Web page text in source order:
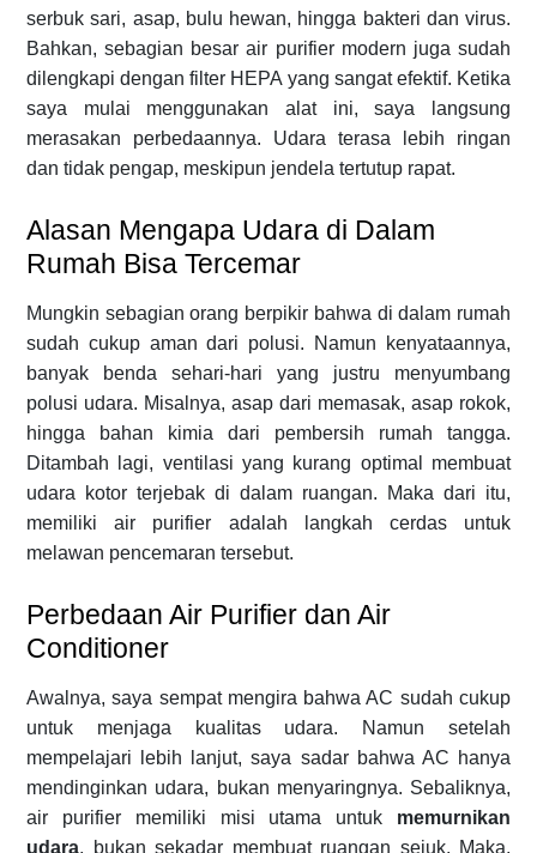
serbuk sari, asap, bulu hewan, hingga bakteri dan virus.
Bahkan, sebagian besar air purifier modern juga sudah
dilengkapi dengan filter HEPA yang sangat efektif. Ketika
saya mulai menggunakan alat ini, saya langsung
merasakan perbedaannya. Udara terasa lebih ringan
dan tidak pengap, meskipun jendela tertutup rapat.
Alasan Mengapa Udara di Dalam
Rumah Bisa Tercemar
Mungkin sebagian orang berpikir bahwa di dalam rumah
sudah cukup aman dari polusi. Namun kenyataannya,
banyak benda sehari-hari yang justru menyumbang
polusi udara. Misalnya, asap dari memasak, asap rokok,
hingga bahan kimia dari pembersih rumah tangga.
Ditambah lagi, ventilasi yang kurang optimal membuat
udara kotor terjebak di dalam ruangan. Maka dari itu,
memiliki air purifier adalah langkah cerdas untuk
melawan pencemaran tersebut.
Perbedaan Air Purifier dan Air
Conditioner
Awalnya, saya sempat mengira bahwa AC sudah cukup
untuk menjaga kualitas udara. Namun setelah
mempelajari lebih lanjut, saya sadar bahwa AC hanya
mendinginkan udara, bukan menyaringnya. Sebaliknya,
air purifier memiliki misi utama untuk memurnikan
udara, bukan sekadar membuat ruangan sejuk. Maka,